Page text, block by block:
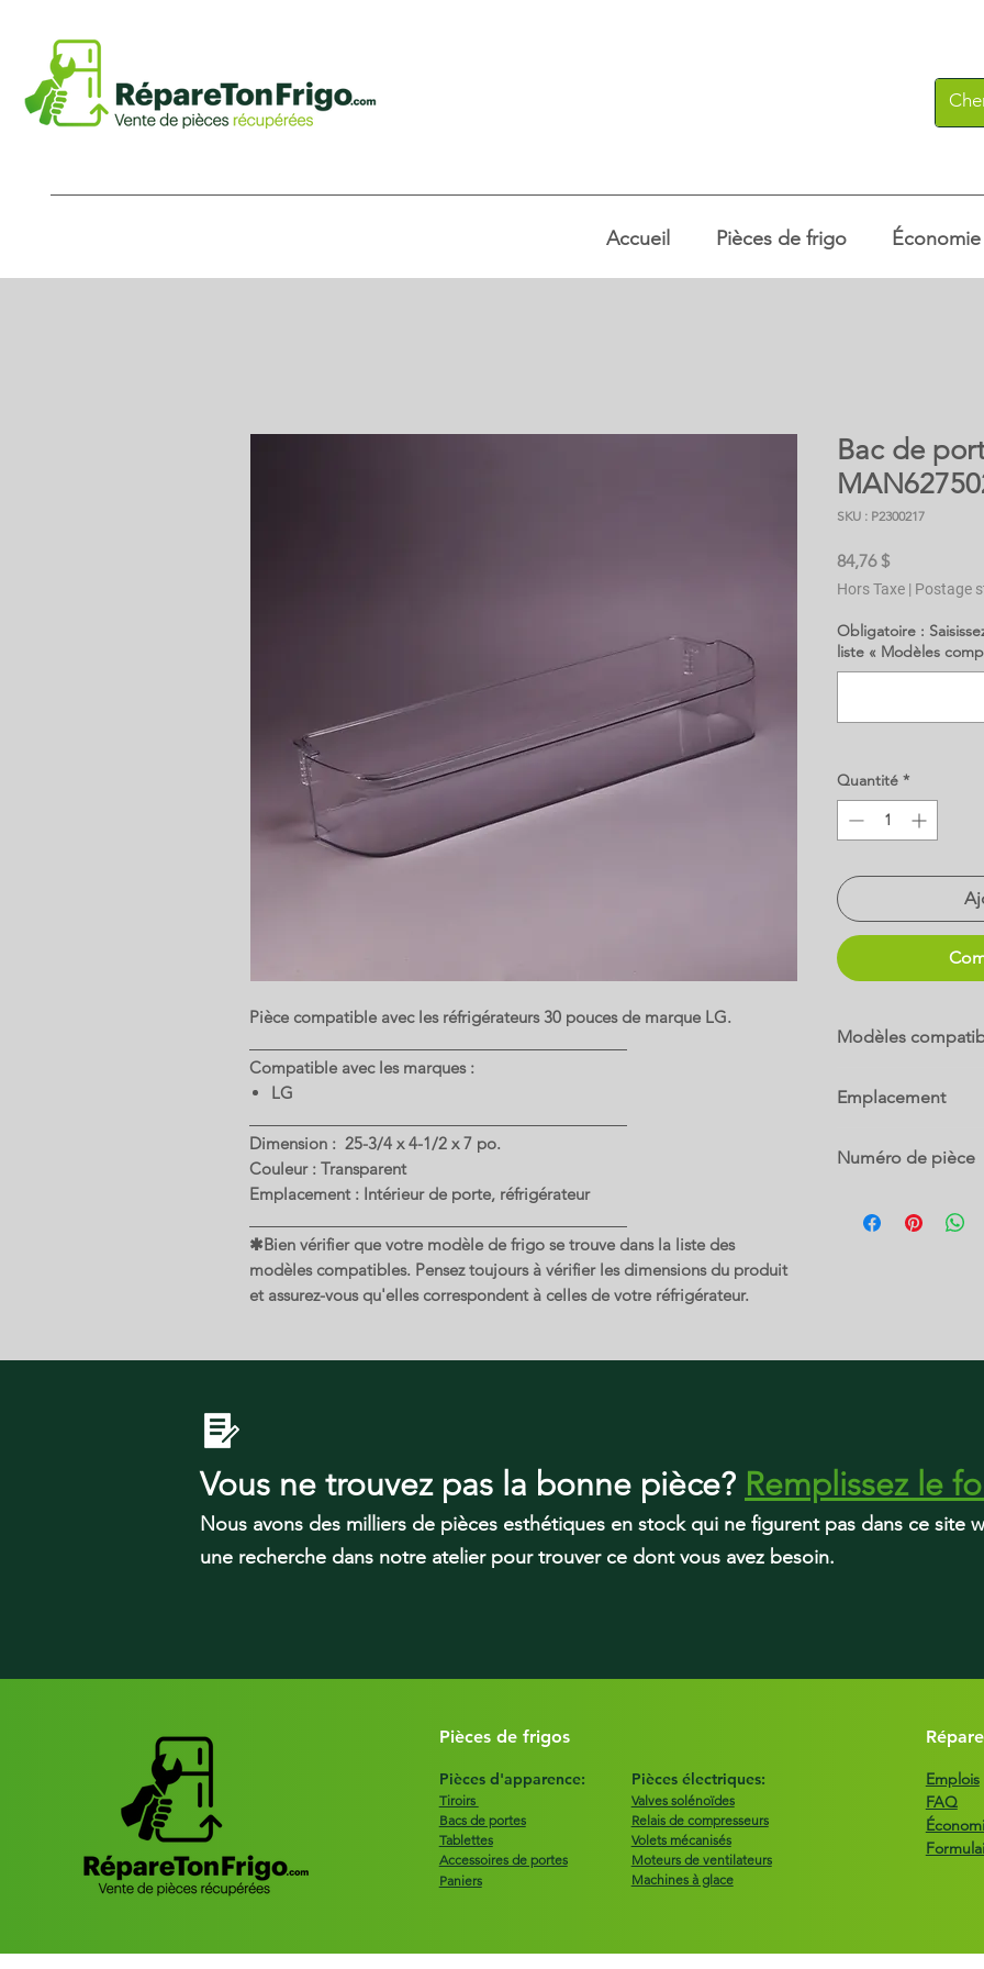
Accueil Pièces de frigo
Pièce compatible avec les réfrigérateurs 30 pouces de marque LG.
Compatible avec les marques :
LG
Dimension : 25-3/4 x 4-1/2 x 7 po.
Couleur : Transparent
Emplacement : Intérieur de porte, réfrigérateur
✱Bien vérifier que votre modèle de frigo se trouve dans la liste des
modèles compatibles. Pensez toujours à vérifier les dimensions du produit
et assurez-vous qu'elles correspondent à celles de votre réfrigérateur.
Bac de
SKU : P2300217
84,76 $Prix
Hors Taxe | Postage
Obligatoire :
liste « Modèles
Quantité *
Modèles
79022
LBN22370ST
LDC22370SW
LDNS22220S
Emplacement
Numéro de pièce
Vous ne trouvez pas la bonne pièce? Remplissez le
Nous avons des milliers de pièces esthétiques en stock qui ne figurent pas dans ce site
une recherche dans notre atelier pour trouver ce dont vous avez besoin.
Pièces de frigos
Pièces d'apparence:
Tiroirs
Bacs de portes
Tablettes
Accessoires de portes
Paniers
Pièces électriques:
Valves solénoïdes
Relais de compresseurs
Volets mécanisés
Moteurs de ventilateurs
Machines à glace
Emplois
FAQ